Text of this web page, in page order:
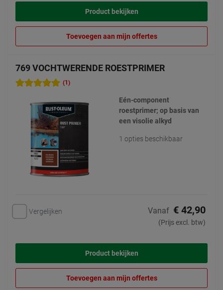
Product bekijken
Toevoegen aan mijn offertes
769 VOCHTWERENDE ROESTPRIMER
(1)
Eén-component
roestprimer; op basis van
een visolie alkyd
1 opties beschikbaar
Vergelijken Vanaf € 42,90
(Prijs excl. btw)
Product bekijken
Toevoegen aan mijn offertes